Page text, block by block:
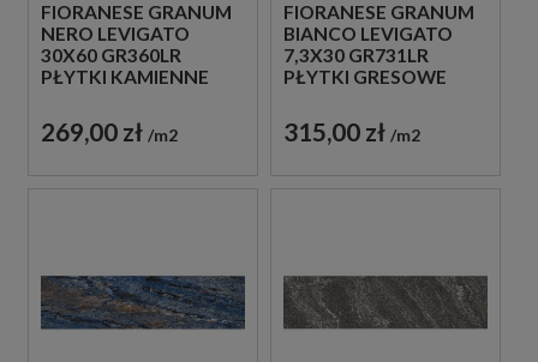
FIORANESE GRANUM
NERO LEVIGATO
30X60 GR360LR
PŁYTKI KAMIENNE
269,00 zł m2
FIORANESE GRANUM
BIANCO LEVIGATO
7,3X30 GR731LR
PŁYTKI GRESOWE
315,00 zł m2